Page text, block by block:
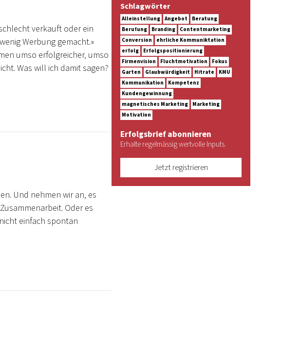
verkauft oder ein
Werbung gemacht.»
umso erfolgreicher, umso
Was will ich damit sagen?
Und nehmen wir an, es
Oder es
einfach spontan
Schlagwörter
Alleinstellung Angebot
Beratung
Berufung
Branding
Contentmarketing
Conversion
ehrliche Kommuniktation
erfolg
Erfolgspositionierung
Firmenvision
Fluchtmotivation
Fokus
Garten
Glaubwürdigkeit Hitrate
KMU
Kommunikation
Kompetenz
Kundengewinnung
magnetisches Marketing
Marketing
Motivation
Erfolgsbrief abonnieren
Erhalte regelmässig wertvolle Inputs.
Jetzt registrieren